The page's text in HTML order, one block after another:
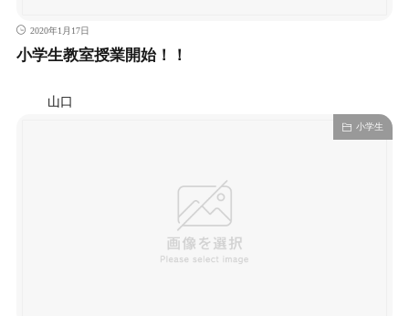
2020年1月17日
小学生教室授業開始！！
山口
小学生